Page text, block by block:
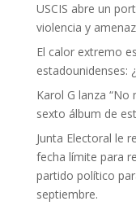
USCIS abre un
violencia y
El calor extremo
estadounidenses:
Karol G lanza
sexto álbum de
Junta Electoral le
fecha límite para
partido político
septiembre.